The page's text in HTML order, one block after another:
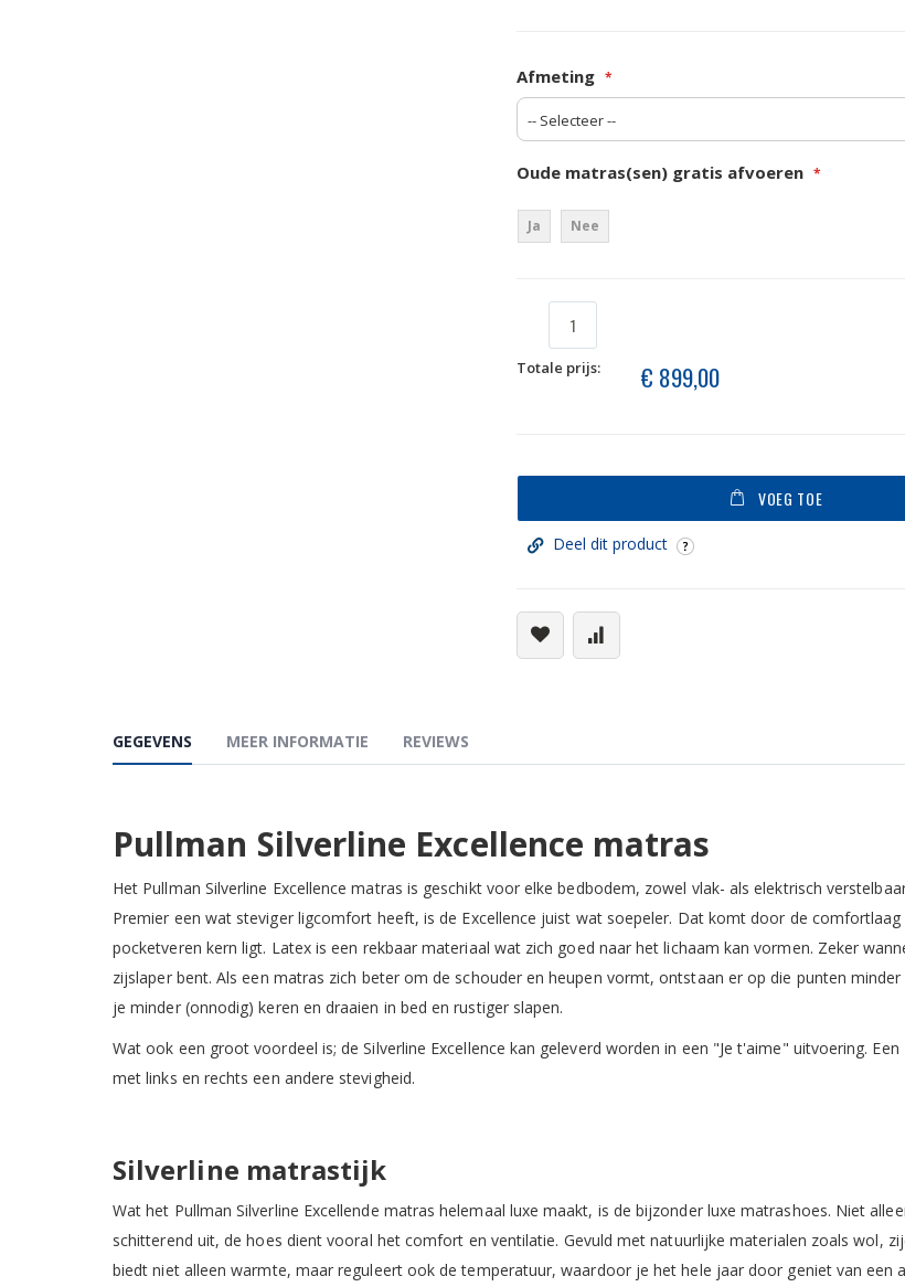
Afmeting
Oude matras(sen) gratis afvoeren
Ja Nee
Totale prijs: € 899,00
VOEG TOE
Deel dit product
GEGEVENS
Pullman Silverline Excellence matras
Het Pullman Silverline Excellence matras is geschikt voor elke bedbodem, zowel vlak- als elektrisch
Premier een wat steviger ligcomfort heeft, is de Excellence juist wat soepeler. Dat komt door de comfortlaag
pocketveren kern ligt. Latex is een rekbaar materiaal wat zich goed naar het lichaam kan vormen. Zeker
zijslaper bent. Als een matras zich beter om de schouder en heupen vormt, ontstaan er op die punten
je minder (onnodig) keren en draaien in bed en rustiger slapen.
Wat ook een groot voordeel is; de Silverline Excellence kan geleverd worden in een "Je t'aime" uitvoering.
met links en rechts een andere stevigheid.
Silverline matrastijk
Wat het Pullman Silverline Excellende matras helemaal luxe maakt, is de bijzonder luxe matrashoes. Niet
schitterend uit, de hoes dient vooral het comfort en ventilatie. Gevuld met natuurlijke materialen zoals wol,
biedt niet alleen warmte, maar reguleert ook de temperatuur, waardoor je het hele jaar door geniet van een
MEER INFORMATIE REVIEWS